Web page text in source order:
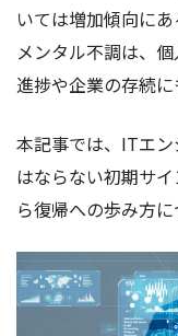
いては増加傾向に
メンタル不調は、
進捗や企業の存続に
本記事では、ITエ
はならない初期サ
ら復帰への歩み方に